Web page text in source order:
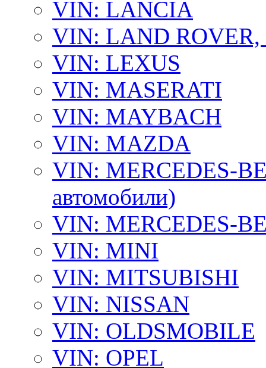
VIN: LANCIA
VIN: LAND ROVER,
VIN: LEXUS
VIN: MASERATI
VIN: MAYBACH
VIN: MAZDA
VIN: MERCEDES-
автомобили)
VIN: MERCEDES-
VIN: MINI
VIN: MITSUBISHI
VIN: NISSAN
VIN: OLDSMOBILE
VIN: OPEL